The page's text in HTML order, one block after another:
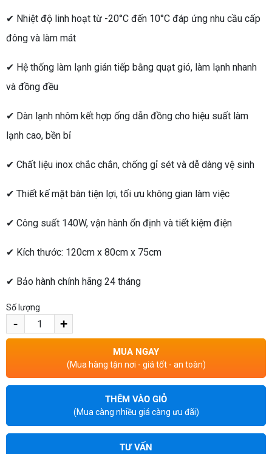
✔ Nhiệt độ linh hoạt từ -20°C đến 10°C đáp ứng nhu cầu cấp
đông và làm mát
✔ Hệ thống làm lạnh gián tiếp bằng quạt gió, làm lạnh nhanh
và đồng đều
✔ Dàn lạnh nhôm kết hợp ống dẫn đồng cho hiệu suất làm
lạnh cao, bền bỉ
✔ Chất liệu inox chắc chắn, chống gỉ sét và dễ dàng vệ sinh
✔ Thiết kế mặt bàn tiện lợi, tối ưu không gian làm việc
✔ Công suất 140W, vận hành ổn định và tiết kiệm điện
✔ Kích thước: 120cm x 80cm x 75cm
✔ Bảo hành chính hãng 24 tháng
Số lượng
- +
MUA NGAY
(Mua hàng tận nơi - giá tốt - an toàn)
THÊM VÀO GIỎ
(Mua càng nhiều giá càng ưu đãi)
TƯ VẤN